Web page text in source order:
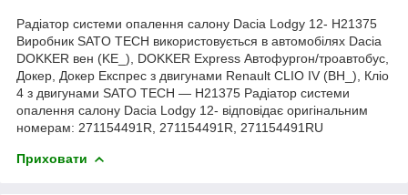
Радіатор системи опалення салону Dacia Lodgy 12- H21375
Виробник SATO TECH використовується в автомобілях Dacia
DOKKER вен (KE_), DOKKER Express Автофургон/троавтобус,
Докер, Докер Експрес з двигунами Renault CLIO IV (BH_), Кліо
4 з двигунами SATO TECH — H21375 Радіатор системи
опалення салону Dacia Lodgy 12- відповідає оригінальним
номерам: 271154491R, 271154491R, 271154491RU
Приховати